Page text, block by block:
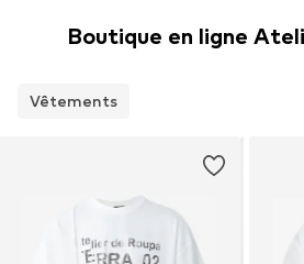
Boutique en ligne
Vêtements